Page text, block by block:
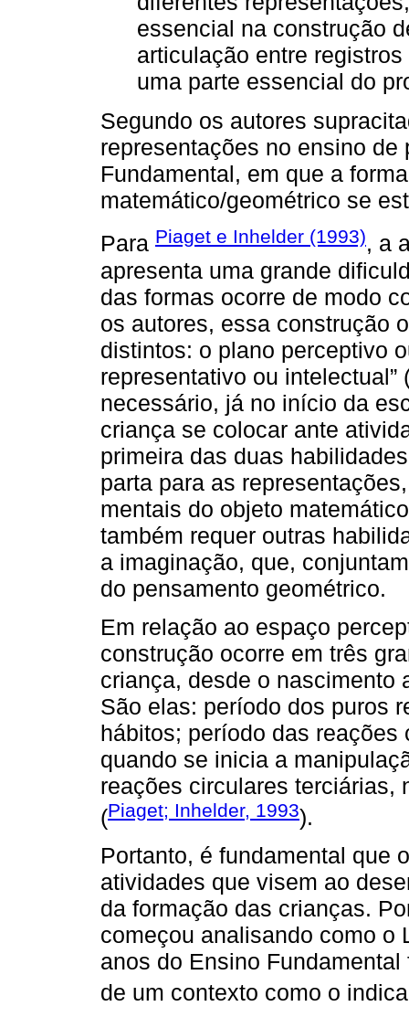
essencial na construção
articulação entre
uma parte essencial do
Segundo os autores
representações no ensino
Fundamental, em que a
matemático/geométrico se
Para Piaget e Inhelder (1993), a
apresenta uma grande
das formas ocorre de modo
os autores, essa construção
distintos: o plano perceptivo
representativo ou
necessário, já no início da
criança se colocar ante
primeira das duas
parta para as
mentais do objeto
também requer outras
a imaginação, que,
do pensamento geométrico.
Em relação ao espaço
construção ocorre em três
criança, desde o nascimento
São elas: período dos puros
hábitos; período das
quando se inicia a
reações circulares terciárias,
(Piaget; Inhelder, 1993).
Portanto, é fundamental que
atividades que visem ao
da formação das crianças.
começou analisando como o
anos do Ensino Fundamental
de um contexto como o